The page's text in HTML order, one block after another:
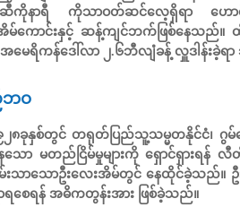
နာရီ ကိုသာဝတ်ဆင်လေ့ရှိရာ ဟောင်က
မ်ကောင်းနှင့် ဆန့်ကျင်ဘက်ဖြစ်နေသည်။
အမေရိကန်ဒေါ်လာ ၂.၆ဘီလျံခန့် လှူဒါန်း
ဘဝ
ခုနှစ်တွင် တရုတ်ပြည်သူ့သမ္မတနိုင်ငံ၊ ဂွမ်ဒေ
နေသော မတည်ငြိမ်မှုများကို ရှောင်ရှားရ
သာသောဦးလေးအိမ်တွင် နေထိုင်ခဲ့သည်။ ဦး
ရစေရန် အဓိကတွန်းအား ဖြစ်ခဲ့သည်။